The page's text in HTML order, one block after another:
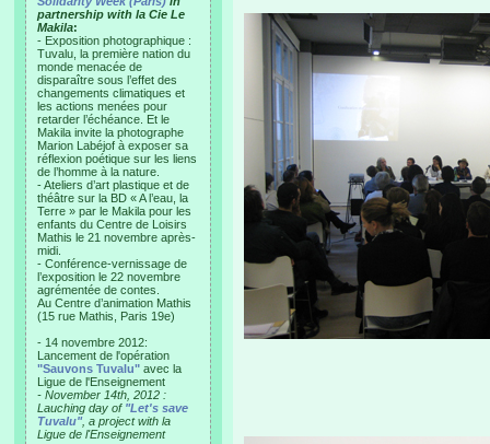
partnership with la Cie Le
Makila:
- Exposition photographique :
Tuvalu, la première nation du
monde menacée de
disparaître sous l’effet des
changements climatiques et
les actions menées pour
retarder l’échéance. Et le
Makila invite la photographe
Marion Labéjof à exposer sa
réflexion poétique sur les liens
de l’homme à la nature.
- Ateliers d’art plastique et de
théâtre sur la BD « A l’eau, la
Terre » par le Makila pour les
enfants du Centre de Loisirs
Mathis le 21 novembre après-
midi.
- Conférence-vernissage de
l’exposition le 22 novembre
agrémentée de contes.
Au Centre d’animation Mathis
(15 rue Mathis, Paris 19e)
- 14 novembre 2012:
Lancement de l'opération
"Sauvons Tuvalu" avec la
Ligue de l'Enseignement
- November 14th, 2012 :
Lauching day of "Let's save
Tuvalu", a project with la
Ligue de l'Enseignement